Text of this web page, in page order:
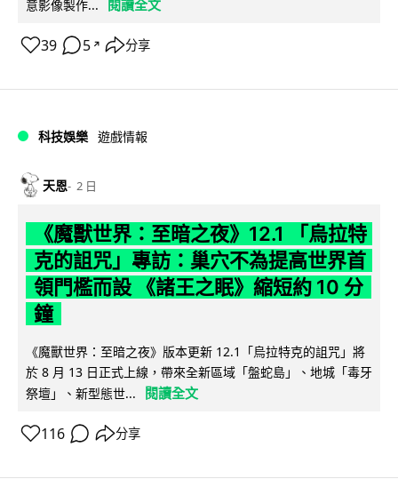
意影像製作...
閱讀全文
39 5 ↗ 分享
科技娛樂 遊戲情報
天恩 2 日
《魔獸世界：至暗之夜》12.1 「烏拉特
克的詛咒」專訪：巢穴不為提高世界首
領門檻而設 《諸王之眠》縮短約 10 分
鐘
《魔獸世界：至暗之夜》版本更新 12.1「烏拉特克的詛咒」將
於 8 月 13 日正式上線，帶來全新區域「盤蛇島」、地城「毒牙
祭壇」、新型態世...
閱讀全文
116 分享